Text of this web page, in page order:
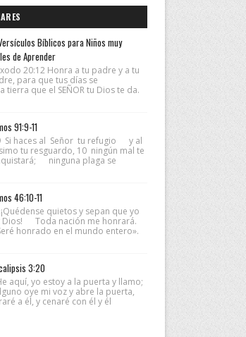
Bíblicos para Niños muy
de Aprender
20:12 Honra a tu padre y a tu
para que tus días se
tierra que el SEÑOR tu Dios te da.
91:9-11
Si haces al Señor tu refugio y al
tu resguardo, 10 ningún mal te
ninguna plaga se
46:10-11
quietos y sepan que yo
Dios! Toda nación me honrará.
honrado en el mundo entero».
3:20
aquí, yo estoy a la puerta y llamo;
oye mi voz y abre la puerta,
a él, y cenaré con él y él